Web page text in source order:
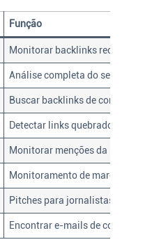
Função
Monitorar backlinks recebidos
Análise completa do seu site
Buscar backlinks de
Detectar links quebrados em
Monitorar menções da marca
Monitoramento de marca
Pitches para jornalistas
Encontrar e-mails de contato